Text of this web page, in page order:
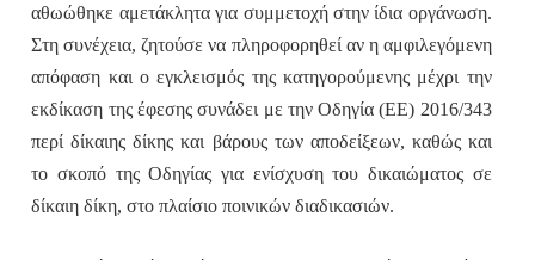
αθωώθηκε αμετάκλητα για συμμετοχή στην ίδια οργάνωση.
Στη συνέχεια, ζητούσε να πληροφορηθεί αν η αμφιλεγόμενη
απόφαση και ο εγκλεισμός της κατηγορούμενης μέχρι την
εκδίκαση της έφεσης συνάδει με την Οδηγία (ΕΕ) 2016/343
περί δίκαιης δίκης και βάρους των αποδείξεων, καθώς και
το σκοπό της Οδηγίας για ενίσχυση του δικαιώματος σε
δίκαιη δίκη, στο πλαίσιο ποινικών διαδικασιών.